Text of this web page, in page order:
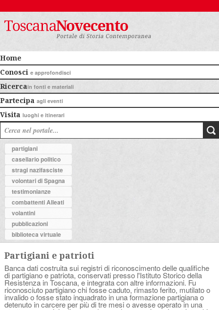
Home
Conosci e approfondisci
Ricercain fonti e materiali
Partecipa agli eventi
Visita luoghi e itinerari
partigiani
casellario politico
stragi nazifasciste
volontari di Spagna
testimonianze
combattenti Alleati
volantini
pubblicazioni
biblioteca virtuale
Partigiani e patrioti
Banca dati costruita sui registri di riconoscimento delle qualifiche
di partigiano e patriota, conservati presso l'Istituto Storico della
Resistenza in Toscana, e integrata con altre informazioni. Fu
riconosciuto partigiano chi fosse caduto, rimasto ferito, mutilato o
invalido o fosse stato inquadrato in una formazione partigiana o
detenuto in carcere per più di tre mesi o avesse operato in una